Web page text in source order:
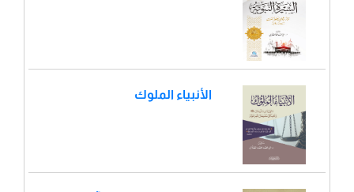
الأنبياء الملوك